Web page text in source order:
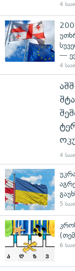
4
—
4
4
5
6